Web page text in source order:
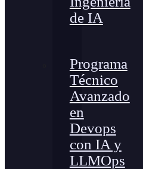
de IA
Programa
Técnico
Avanzado
en
Devops
con IA y
LLMOps